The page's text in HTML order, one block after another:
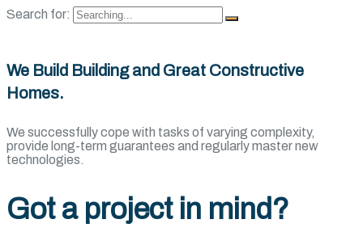
Search for:
We Build Building and Great Constructive
Homes.
We successfully cope with tasks of varying complexity,
provide long-term guarantees and regularly master new
technologies.
Got a project in mind?